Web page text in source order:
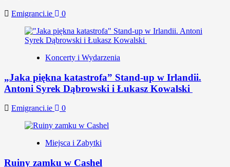
Emigranci.ie 0
Koncerty i Wydarzenia
„Jaka piękna katastrofa” Stand-up w Irlandii.
Antoni Syrek Dąbrowski i Łukasz Kowalski
Emigranci.ie 0
Miejsca i Zabytki
Ruiny zamku w Cashel